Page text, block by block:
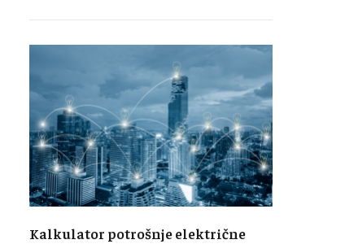
Kalkulator potrošnje električne